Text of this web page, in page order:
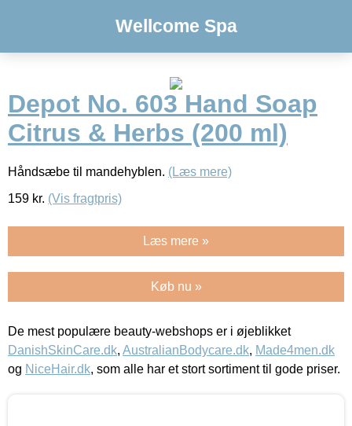
Wellcome Spa
Depot No. 603 Hand Soap
Citrus & Herbs (200 ml)
Håndsæbe til mandehyblen. (Læs mere)
159 kr. (Vis fragtpris)
Læs mere »
Køb nu »
De mest populære beauty-webshops er i øjeblikket
DanishSkinCare.dk, AustralianBodycare.dk, Made4men.dk
og NiceHair.dk, som alle har et stort sortiment til gode priser.